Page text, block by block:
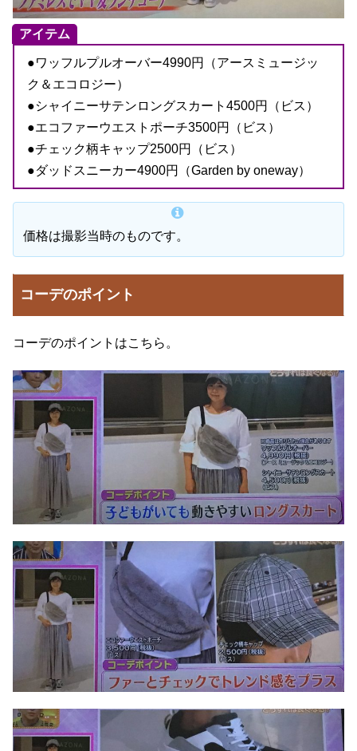
アイテム
●ワッフルプルオーバー4990円（アースミュージッ
ク＆エコロジー）
●シャイニーサテンロングスカート4500円（ビス）
●エコファーウエストポーチ3500円（ビス）
●チェック柄キャップ2500円（ビス）
●ダッドスニーカー4900円（Garden by oneway）
価格は撮影当時のものです。
コーデのポイント
コーデのポイントはこちら。